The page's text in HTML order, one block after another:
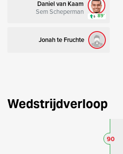
Daniel van Kaam
Sem Scheperman
89’
Jonah te Fruchte
Wedstrijdverloop
90